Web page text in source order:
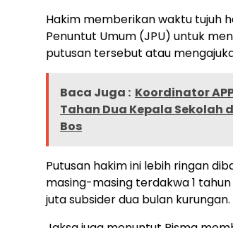
Hakim memberikan waktu tujuh
Penuntut Umum (JPU) untuk
putusan tersebut atau
Baca Juga : Koordinator
Tahan Dua Kepala Sekolah
Bos
Putusan hakim ini lebih ringan
masing-masing terdakwa 1
juta subsider dua bulan kurungan.